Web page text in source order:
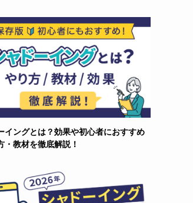
イングとは？効果や初心者におすすめ
・教材を徹底解説！